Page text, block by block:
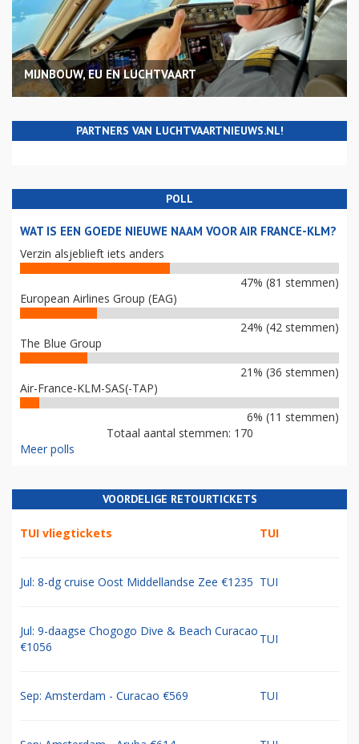
MIJNBOUW, EU EN LUCHTVAART
PARTNERS VAN LUCHTVAARTNIEUWS.NL!
POLL
WAT IS EEN GOEDE NIEUWE NAAM VOOR AIR FRANCE-KLM?
Verzin alsjeblieft iets anders
47% (81 stemmen)
European Airlines Group (EAG)
24% (42 stemmen)
The Blue Group
21% (36 stemmen)
Air-France-KLM-SAS(-TAP)
6% (11 stemmen)
Totaal aantal stemmen: 170
Meer polls
VOORDELIGE RETOURTICKETS
TUI vliegtickets TUI
Jul: 8-dg cruise Oost Middellandse Zee €1235 TUI
Jul: 9-daagse Chogogo Dive & Beach Curacao
€1056
TUI
Sep: Amsterdam - Curacao €569 TUI